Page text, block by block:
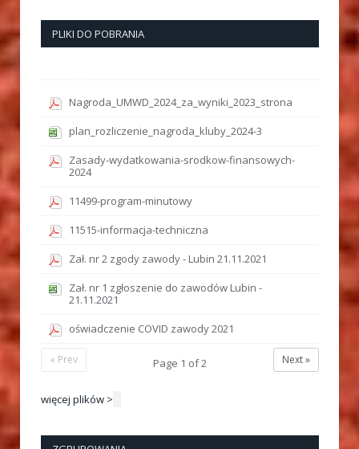
PLIKI DO POBRANIA
Nagroda_UMWD_2024_za_wyniki_2023_strona
plan_rozliczenie_nagroda_kluby_2024-3
Zasady-wydatkowania-srodkow-finansowych-
2024
11499-program-minutowy
11515-informacja-techniczna
Zał. nr 2 zgody zawody - Lubin 21.11.2021
Zał. nr 1 zgłoszenie do zawodów Lubin -
21.11.2021
oświadczenie COVID zawody 2021
Next »
Page 1 of2
« Prev
więcej plików >